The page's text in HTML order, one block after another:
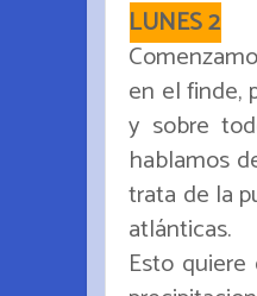
LUNES 2
en el finde,
y sobre
hablamos
trata de la
atlánticas.
Esto